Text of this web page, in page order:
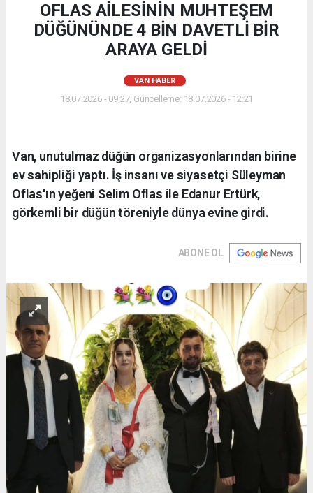
OFLAS AİLESİNİN MUHTEŞEM
DÜĞÜNÜNDE 4 BİN DAVETLİ BİR
ARAYA GELDİ
VAN HABER
18.07.2026 - 09:27, Güncelleme: 18.07.2026 - 12:21
Van, unutulmaz düğün organizasyonlarından birine
ev sahipliği yaptı. İş insanı ve siyasetçi Süleyman
Oflas'ın yeğeni Selim Oflas ile Edanur Ertürk,
görkemli bir düğün töreniyle dünya evine girdi.
ABONE OL